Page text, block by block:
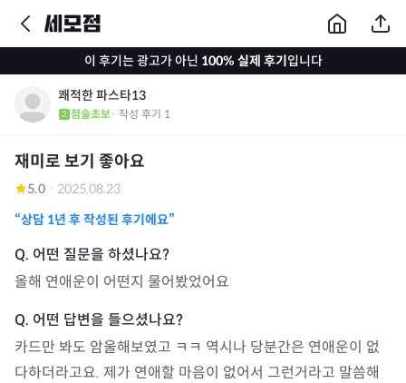
이 후기는 광고가 아닌 100% 실제 후기입니다
쾌적한 파스타13
점술초보· 작성 후기 1
재미로 보기 좋아요
5.0 · 2025.08.23
“상담 1년 후 작성된 후기에요”
올해 연애운이 어떤지 물어봤었어요
카드만 봐도 암울해보였고 ㅋㅋ 역시나 당분간은 연애운이 없
다하더라고요. 제가 연애할 마음이 없어서 그런거라고 말씀해